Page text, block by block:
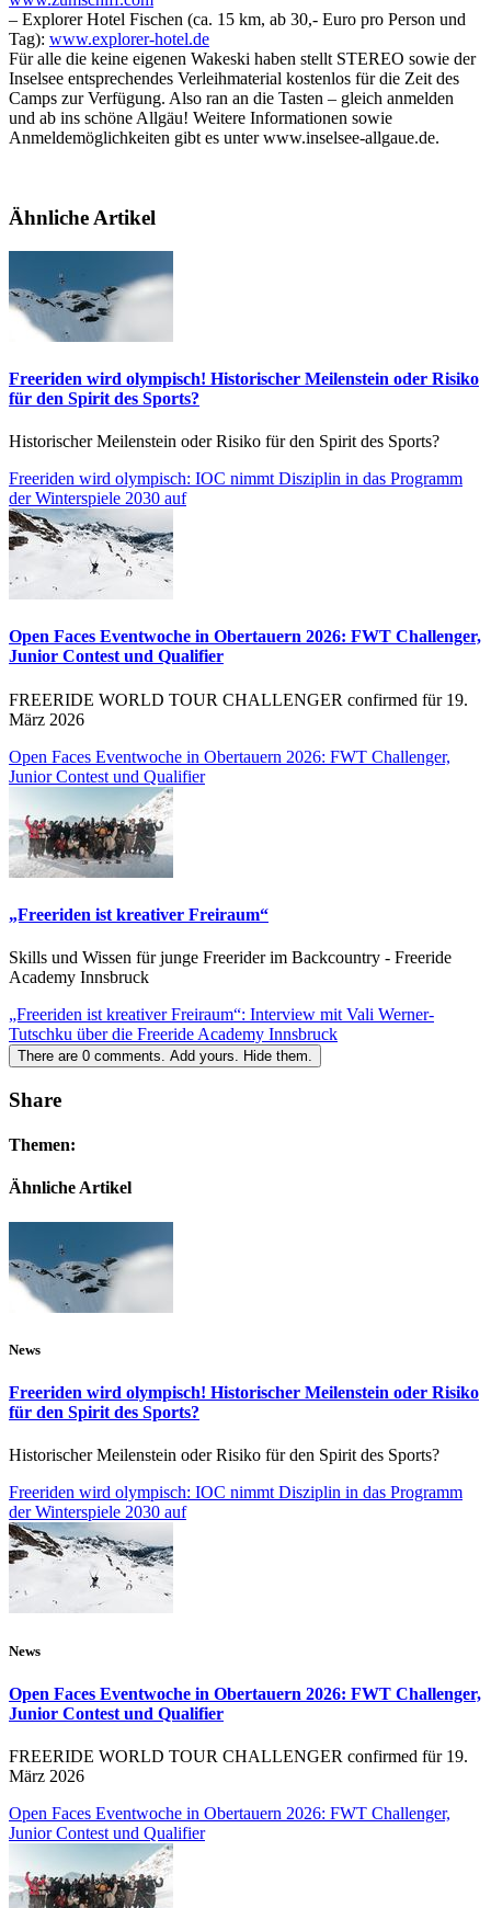
– Explorer Hotel Fischen (ca. 15 km, ab 30,- Euro pro Person und
Tag): www.explorer-hotel.de
Für alle die keine eigenen Wakeski haben stellt STEREO sowie der
Inselsee entsprechendes Verleihmaterial kostenlos für die Zeit des
Camps zur Verfügung. Also ran an die Tasten – gleich anmelden
und ab ins schöne Allgäu! Weitere Informationen sowie
Anmeldemöglichkeiten gibt es unter www.inselsee-allgaue.de.
Ähnliche Artikel
Freeriden wird olympisch! Historischer Meilenstein oder Risiko
für den Spirit des Sports?
Historischer Meilenstein oder Risiko für den Spirit des Sports?
Freeriden wird olympisch: IOC nimmt Disziplin in das Programm
der Winterspiele 2030 auf
Open Faces Eventwoche in Obertauern 2026: FWT Challenger,
Junior Contest und Qualifier
FREERIDE WORLD TOUR CHALLENGER confirmed für 19.
März 2026
Open Faces Eventwoche in Obertauern 2026: FWT Challenger,
Junior Contest und Qualifier
„Freeriden ist kreativer Freiraum“
Skills und Wissen für junge Freerider im Backcountry - Freeride
Academy Innsbruck
„Freeriden ist kreativer Freiraum“: Interview mit Vali Werner-
Tutschku über die Freeride Academy Innsbruck
There are 0 comments. Add yours. Hide them.
Share
Themen:
Ähnliche Artikel
News
Freeriden wird olympisch! Historischer Meilenstein oder Risiko
für den Spirit des Sports?
Historischer Meilenstein oder Risiko für den Spirit des Sports?
Freeriden wird olympisch: IOC nimmt Disziplin in das Programm
der Winterspiele 2030 auf
News
Open Faces Eventwoche in Obertauern 2026: FWT Challenger,
Junior Contest und Qualifier
FREERIDE WORLD TOUR CHALLENGER confirmed für 19.
März 2026
Open Faces Eventwoche in Obertauern 2026: FWT Challenger,
Junior Contest und Qualifier